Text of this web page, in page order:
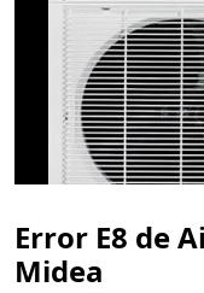
Error E8 de
Midea